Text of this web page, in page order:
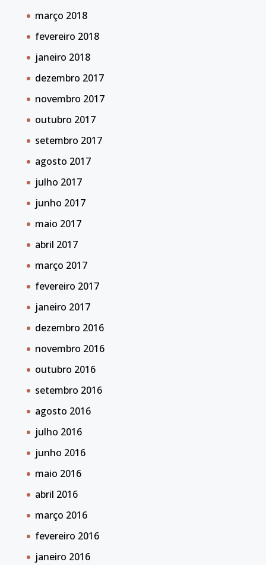
março 2018
fevereiro 2018
janeiro 2018
dezembro 2017
novembro 2017
outubro 2017
setembro 2017
agosto 2017
julho 2017
junho 2017
maio 2017
abril 2017
março 2017
fevereiro 2017
janeiro 2017
dezembro 2016
novembro 2016
outubro 2016
setembro 2016
agosto 2016
julho 2016
junho 2016
maio 2016
abril 2016
março 2016
fevereiro 2016
janeiro 2016